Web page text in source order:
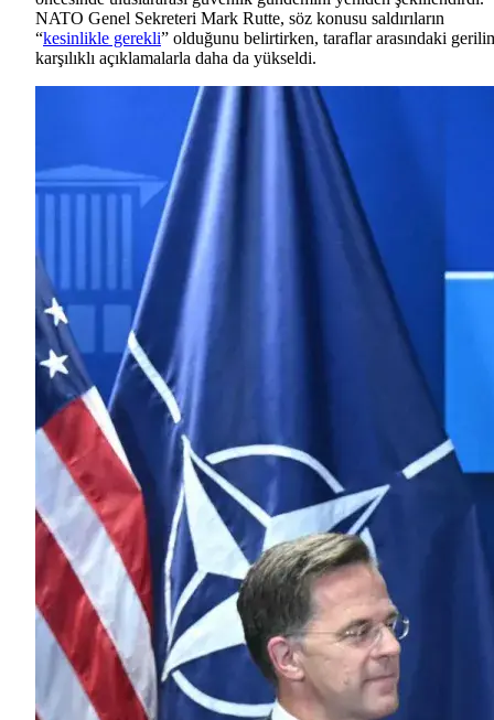
NATO Genel Sekreteri Mark Rutte, söz konusu saldırıların
“kesinlikle gerekli” olduğunu belirtirken, taraflar arasındaki
karşılıklı açıklamalarla daha da yükseldi.